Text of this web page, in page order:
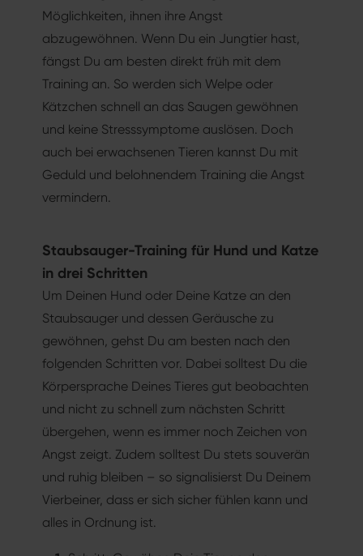
Möglichkeiten, ihnen ihre Angst
abzugewöhnen. Wenn Du ein Jungtier hast,
fängst Du am besten direkt früh mit dem
Training an. So werden sich Welpe oder
Kätzchen schnell an das Saugen gewöhnen
und keine Stresssymptome auslösen. Doch
auch bei erwachsenen Tieren kannst Du mit
Geduld und belohnendem Training die Angst
vermindern.
Staubsauger-Training für Hund und Katze
in drei Schritten
Um Deinen Hund oder Deine Katze an den
Staubsauger und dessen Geräusche zu
gewöhnen, gehst Du am besten nach den
folgenden Schritten vor. Dabei solltest Du die
Körpersprache Deines Tieres gut beobachten
und nicht zu schnell zum nächsten Schritt
übergehen, wenn es immer noch Zeichen von
Angst zeigt. Zudem solltest Du stets souverän
und ruhig bleiben – so signalisierst Du Deinem
Vierbeiner, dass er sich sicher fühlen kann und
alles in Ordnung ist.